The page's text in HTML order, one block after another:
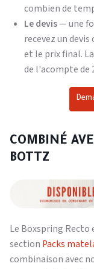
combien de
Le devis— une
recevez un
et le prix final.
de l'acompte de
COMBINÉ
BOTTZ
Le Boxspring
section Packs
combinaison avec